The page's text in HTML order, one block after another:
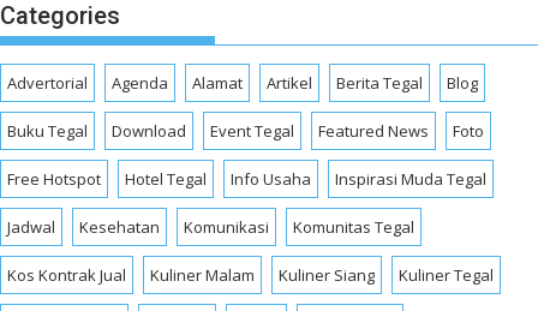
Categories
Advertorial Agenda Alamat Artikel Berita Tegal Blog
Buku Tegal Download Event Tegal Featured News Foto
Free Hotspot Hotel Tegal Info Usaha Inspirasi Muda Tegal
Jadwal Kesehatan Komunikasi Komunitas Tegal
Kos Kontrak Jual Kuliner Malam Kuliner Siang Kuliner Tegal